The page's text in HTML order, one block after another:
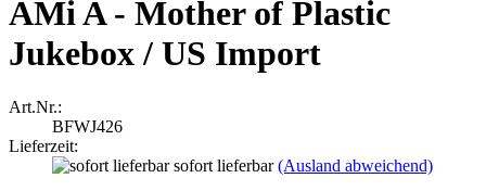
AMi A - Mother of Plastic
Jukebox / US Import
Art.Nr.:
BFWJ426
Lieferzeit:
sofort lieferbar(Ausland abweichend)